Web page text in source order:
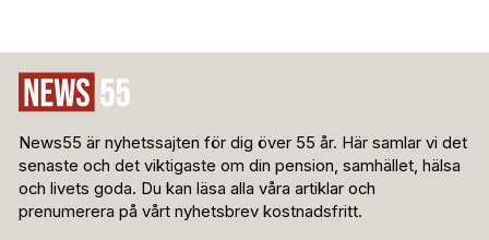
News55 är nyhetssajten för dig över 55 år. Här samlar vi det
senaste och det viktigaste om din pension, samhället, hälsa
och livets goda. Du kan läsa alla våra artiklar och
prenumerera på vårt nyhetsbrev kostnadsfritt.